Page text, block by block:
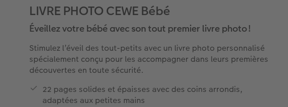
LIVRE PHOTO CEWE Bébé
Éveillez votre bébé avec son tout premier livre photo !
Stimulez l’éveil des tout-petits avec un livre photo personnalisé
spécialement conçu pour les accompagner dans leurs premières
découvertes en toute sécurité.
22 pages solides et épaisses avec des coins arrondis,
adaptées aux petites mains